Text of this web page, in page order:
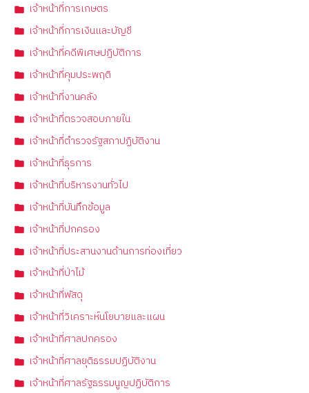
เจ้าหน้าที่การเกษตร
เจ้าหน้าที่การเงินและบัญชี
เจ้าหน้าที่คดีพิเศษปฏิบัติการ
เจ้าหน้าที่คุมประพฤติ
เจ้าหน้าที่งานคลัง
เจ้าหน้าที่ตรวจสอบภายใน
เจ้าหน้าที่ตำรวจรัฐสภาปฏิบัติงาน
เจ้าหน้าที่ธุรการ
เจ้าหน้าที่บริหารงานทั่วไป
เจ้าหน้าที่บันทึกข้อมูล
เจ้าหน้าที่ปกครอง
เจ้าหน้าที่ประสานงานด้านการท่องเที่ยว
เจ้าหน้าที่ป่าไม้
เจ้าหน้าที่พัสดุ
เจ้าหน้าที่วิเคราะห์นโยบายและแผน
เจ้าหน้าที่ศาลปกครอง
เจ้าหน้าที่ศาลยุติธรรมปฏิบัติงาน
เจ้าหน้าที่ศาลรัฐธรรมนูญปฏิบัติการ